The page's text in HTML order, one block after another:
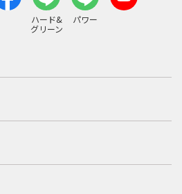
ハード&
グリーン
パワー